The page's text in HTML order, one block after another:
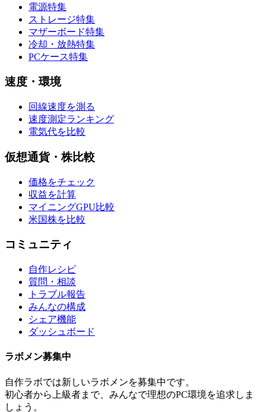
電源特集
ストレージ特集
マザーボード特集
冷却・放熱特集
PCケース特集
速度・環境
回線速度を測る
速度測定ランキング
電気代を比較
仮想通貨・株比較
価格をチェック
収益を計算
マイニングGPU比較
米国株を比較
コミュニティ
自作レシピ
質問・相談
トラブル報告
みんなの構成
シェア機能
ダッシュボード
ラボメン募集中
自作ラボでは新しいラボメンを募集中です。
初心者から上級者まで、みんなで理想のPC環境を追求しま
しょう。